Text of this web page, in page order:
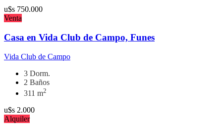
u$s 750.000
Venta
Casa en Vida Club de Campo, Funes
Vida Club de Campo
3 Dorm.
2 Baños
311 m2
u$s 2.000
Alquiler